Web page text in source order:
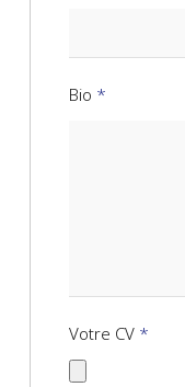
Bio *
Votre CV *